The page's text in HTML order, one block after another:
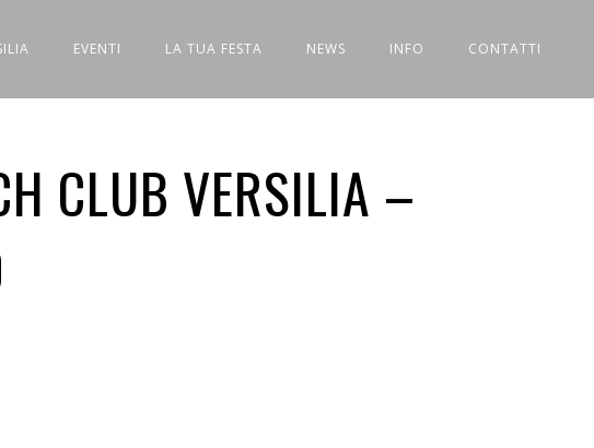
EVENTI LA TUA FESTA NEWS INFO CONTATTI
CLUB VERSILIA –